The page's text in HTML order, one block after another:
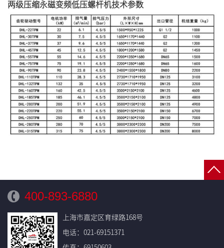
两级压缩永磁变频低压螺杆机技术参数
400-893-6880
上海市嘉定区育绿路168号
电话：021-69151371